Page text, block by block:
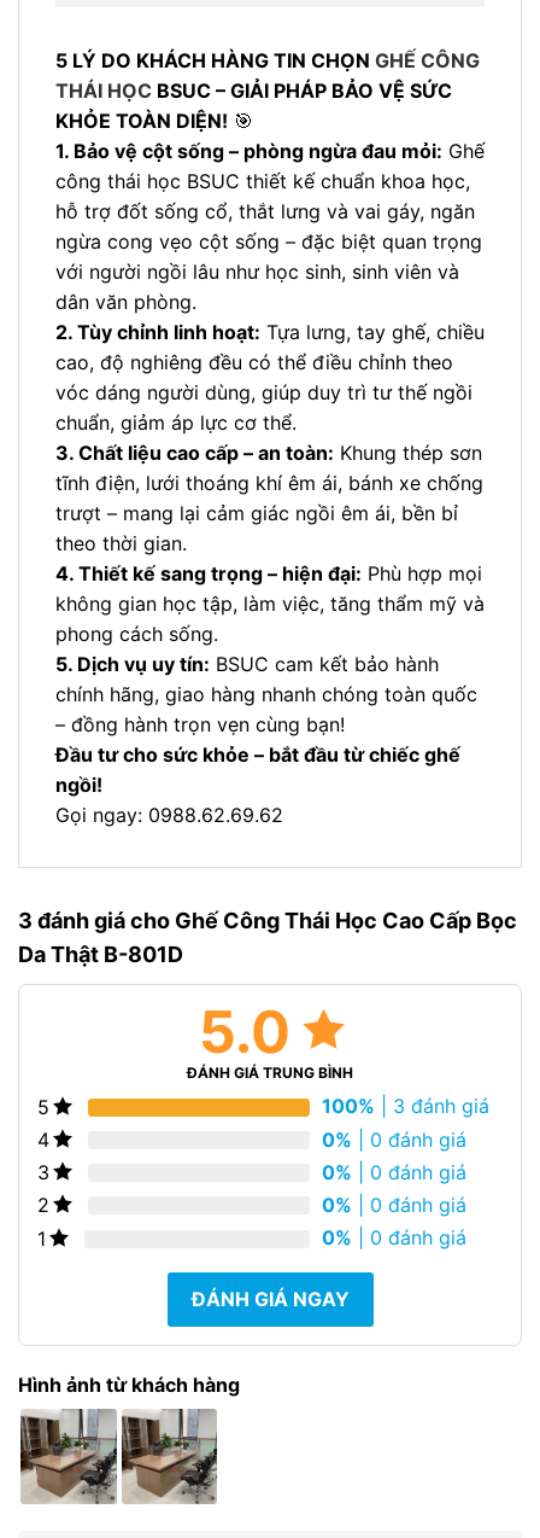
5 LÝ DO KHÁCH HÀNG TIN CHỌN GHẾ CÔNG
THÁI HỌC BSUC – GIẢI PHÁP BẢO VỆ SỨC
KHỎE TOÀN DIỆN! 🎯
1. Bảo vệ cột sống – phòng ngừa đau mỏi: Ghế
công thái học BSUC thiết kế chuẩn khoa học,
hỗ trợ đốt sống cổ, thắt lưng và vai gáy, ngăn
ngừa cong vẹo cột sống – đặc biệt quan trọng
với người ngồi lâu như học sinh, sinh viên và
dân văn phòng.
2. Tùy chỉnh linh hoạt: Tựa lưng, tay ghế, chiều
cao, độ nghiêng đều có thể điều chỉnh theo
vóc dáng người dùng, giúp duy trì tư thế ngồi
chuẩn, giảm áp lực cơ thể.
3. Chất liệu cao cấp – an toàn: Khung thép sơn
tĩnh điện, lưới thoáng khí êm ái, bánh xe chống
trượt – mang lại cảm giác ngồi êm ái, bền bỉ
theo thời gian.
4. Thiết kế sang trọng – hiện đại: Phù hợp mọi
không gian học tập, làm việc, tăng thẩm mỹ và
phong cách sống.
5. Dịch vụ uy tín: BSUC cam kết bảo hành
chính hãng, giao hàng nhanh chóng toàn quốc
– đồng hành trọn vẹn cùng bạn!
Đầu tư cho sức khỏe – bắt đầu từ chiếc ghế
ngồi!
Gọi ngay: 0988.62.69.62
3 đánh giá cho Ghế Công Thái Học Cao Cấp Bọc
Da Thật B-801D
5.0
ĐÁNH GIÁ TRUNG BÌNH
5 100% | 3 đánh giá
4
0% | 0 đánh giá
3
0% | 0 đánh giá
2
0% | 0 đánh giá
1
0% | 0 đánh giá
ĐÁNH GIÁ NGAY
Hình ảnh từ khách hàng